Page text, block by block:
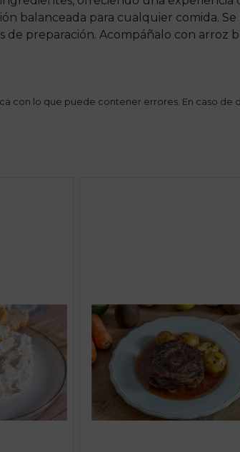
balanceada para cualquier comida.
de preparación. Acompáñalo con arroz
con lo que puede contener errores. En caso de